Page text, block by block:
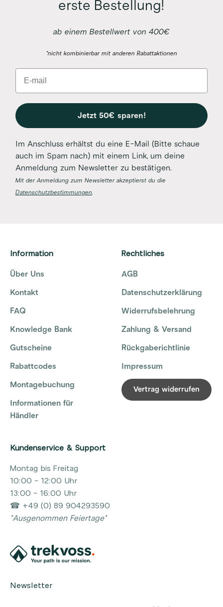
erste Bestellung!
ab einem Bestellwert von 400€
*nicht kombinierbar mit anderen Rabattaktionen
Email
Jetzt 50€ sparen!
Im Anschluss erhältst du eine E-Mail (Bitte schaue
auch im Spam nach) mit einem Link, um deine
Anmeldung zum Newsletter zu bestätigen.
Mit der Anmeldung zum Newsletter akzeptierst du die
Datenschutzbestimmungen.
Information
Über Uns
Kontakt
FAQ
Knowledge Bank
Gutscheine
Rabattcodes
Montagebuchung
Informationen für
Händler
Rechtliches
AGB
Datenschutzerklärung
Widerrufsbelehrung
Zahlung & Versand
Rückgaberichtlinie
Impressum
Vertrag widerrufen
Kundenservice & Support
Montag bis Freitag
10:00 - 12:00 Uhr
13:00 - 16:00 Uhr
☎ +49 (0) 89 904293590
*Ausgenommen Feiertage*
Newsletter